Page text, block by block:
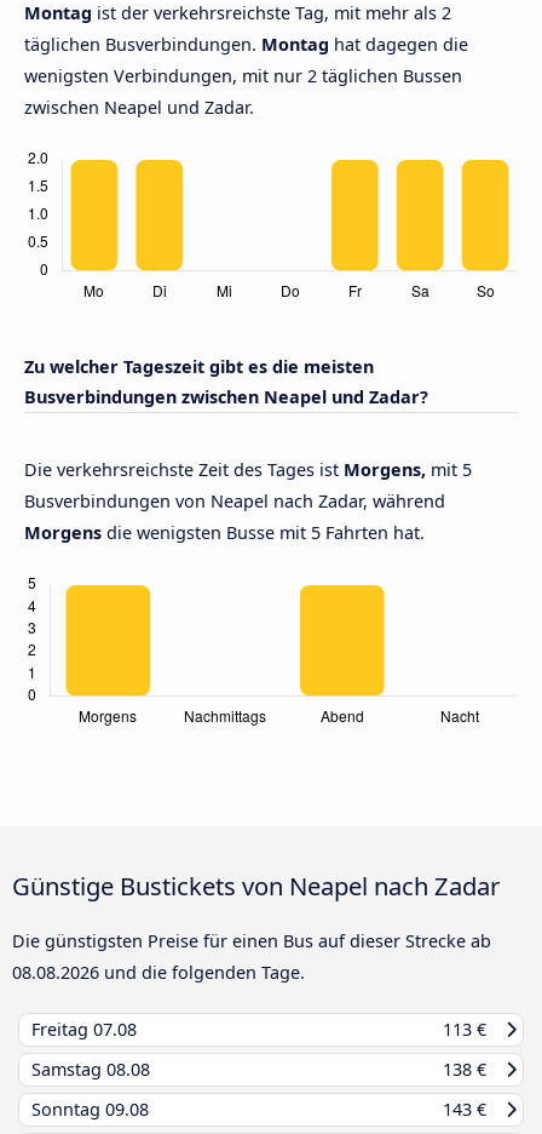
Montag ist der verkehrsreichste Tag, mit mehr als 2
täglichen Busverbindungen. Montag hat dagegen die
wenigsten Verbindungen, mit nur 2 täglichen Bussen
zwischen Neapel und Zadar.
Zu welcher Tageszeit gibt es die meisten
Busverbindungen zwischen Neapel und Zadar?
Die verkehrsreichste Zeit des Tages ist Morgens, mit 5
Busverbindungen von Neapel nach Zadar, während
Morgens die wenigsten Busse mit 5 Fahrten hat.
Günstige Bustickets von Neapel nach Zadar
Die günstigsten Preise für einen Bus auf dieser Strecke ab
08.08.2026 und die folgenden Tage.
Freitag 07.08
113 €
Samstag 08.08
138 €
Sonntag 09.08
143 €